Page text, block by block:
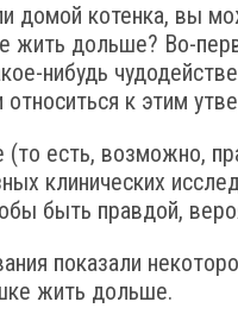
домой котенка, вы
жить дольше? Во-
нибудь
к этим
есть, возможно,
клинических
быть правдой,
показали
жить дольше.